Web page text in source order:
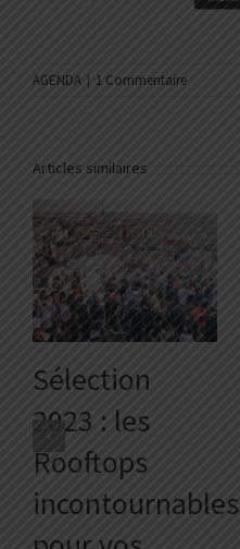
AGENDA | 1 Commentaire
Articles similaires
Sélection
2023 : les
Rooftops
incontournables